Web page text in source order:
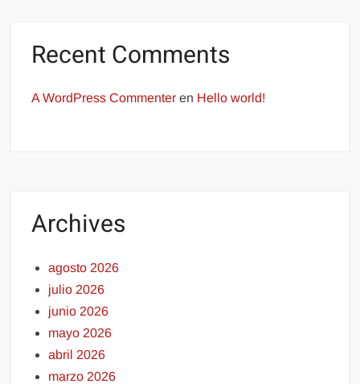
Recent Comments
A WordPress Commenter en Hello world!
Archives
agosto 2026
julio 2026
junio 2026
mayo 2026
abril 2026
marzo 2026